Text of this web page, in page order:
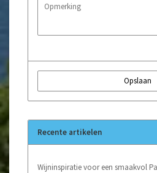
Opslaan
Recente artikelen
Wijninspiratie voor een smaakvol